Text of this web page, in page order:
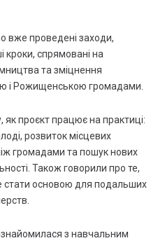
вже проведені заходи,
кроки, спрямовані на
та зміцнення
і Рожищенською громадами.
як проєкт працює на практиці:
розвиток місцевих
громадами та пошук нових
Також говорили про те,
стати основою для подальших
з навчальним